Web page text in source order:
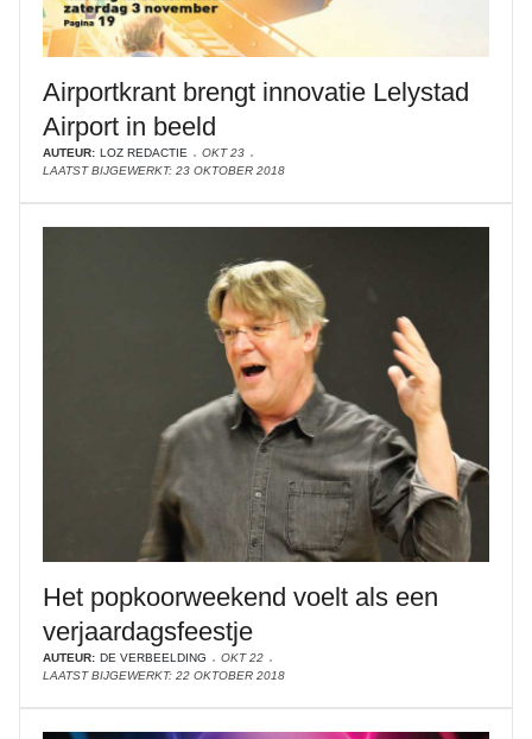
Airportkrant brengt innovatie Lelystad
Airport in beeld
AUTEUR: LOZ REDACTIE
OKT 23
LAATST BIJGEWERKT: 23 OKTOBER 2018
Het popkoorweekend voelt als een
verjaardagsfeestje
AUTEUR: DE VERBEELDING
OKT 22
LAATST BIJGEWERKT: 22 OKTOBER 2018